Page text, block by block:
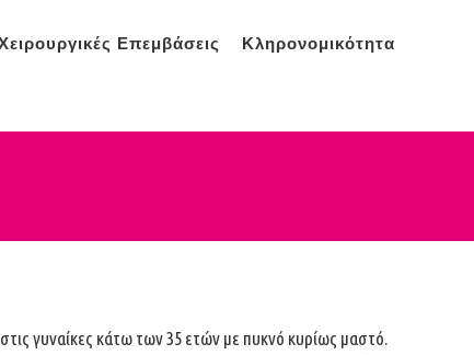
Επεμβάσεις
Κληρονομικότητα
γυναίκες κάτω των 35 ετών με πυκνό κυρίως μαστό.